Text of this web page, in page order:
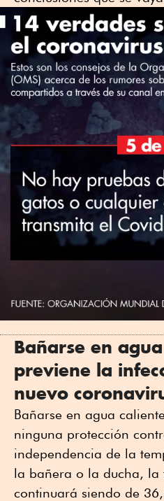
Bañarse en
previene la
nuevo
Bañarse en agua
ninguna protección
independencia de la
la bañera o la ducha, la
continuará siendo de